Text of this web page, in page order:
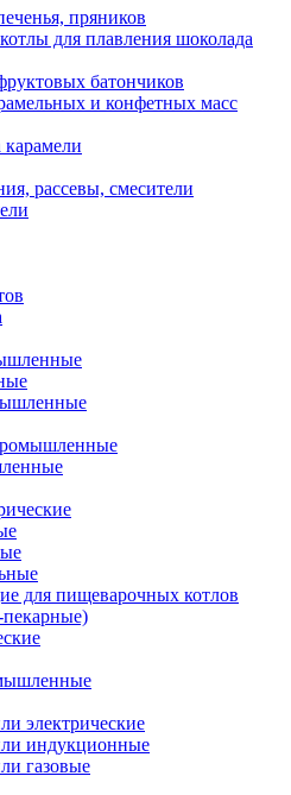
пряников
для плавления шоколада
батончиков
и конфетных масс
карамели
рассевы, смесители
для пищеварочных котлов
электрические
индукционные
газовые